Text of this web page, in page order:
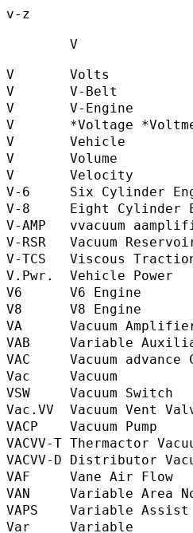
v-z
        V
V       Volts
V       V-Belt
V       V-Engine
V       *Voltage
V       Vehicle
V       Volume
V       Velocity
V-6     Six Cylinder
V-8     Eight Cylinder
V-AMP   vvacuum
V-RSR   Vacuum
V-TCS   Viscous Traction
V.Pwr.  Vehicle
V6      V6 Engine
V8      V8 Engine
VA      Vacuum
VAB     Variable
VAC     Vacuum
Vac     Vacuum
VSW     Vacuum
Vac.VV  Vacuum
VACP    Vacuum
VACVV-T Thermactor
VACVV-D Distributor
VAF     Vane Air
VAN     Variable Area
VAPS    Variable Assist
Var     Variable